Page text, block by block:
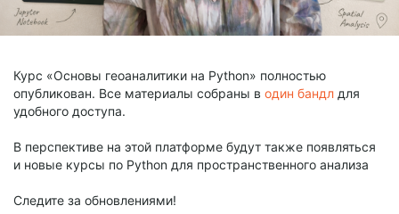
Курс «Основы геоаналитики на Python» полностью
опубликован. Все материалы собраны в один бандл для
удобного доступа.
В перспективе на этой платформе будут также появляться
и новые курсы по Python для пространственного анализа
Следите за обновлениями!